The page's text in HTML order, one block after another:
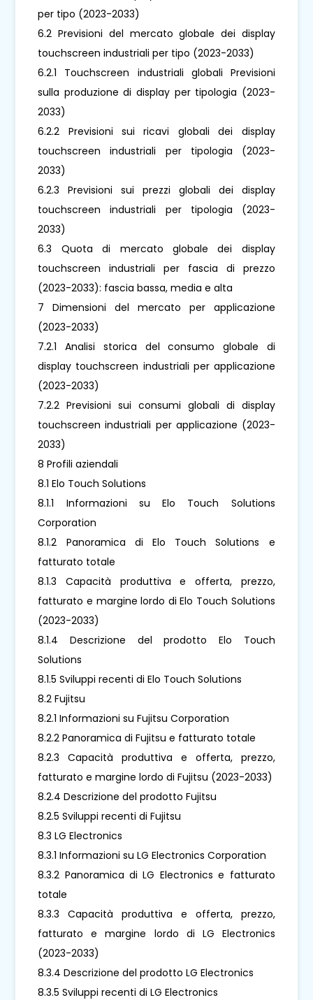
per tipo (2023-2033)
6.2 Previsioni del mercato globale dei display
touchscreen industriali per tipo (2023-2033)
6.2.1 Touchscreen industriali globali Previsioni
sulla produzione di display per tipologia (2023-
2033)
6.2.2 Previsioni sui ricavi globali dei display
touchscreen industriali per tipologia (2023-
2033)
6.2.3 Previsioni sui prezzi globali dei display
touchscreen industriali per tipologia (2023-
2033)
6.3 Quota di mercato globale dei display
touchscreen industriali per fascia di prezzo
(2023-2033): fascia bassa, media e alta
7 Dimensioni del mercato per applicazione
(2023-2033)
7.2.1 Analisi storica del consumo globale di
display touchscreen industriali per applicazione
(2023-2033)
7.2.2 Previsioni sui consumi globali di display
touchscreen industriali per applicazione (2023-
2033)
8 Profili aziendali
8.1 Elo Touch Solutions
8.1.1 Informazioni su Elo Touch Solutions
Corporation
8.1.2 Panoramica di Elo Touch Solutions e
fatturato totale
8.1.3 Capacità produttiva e offerta, prezzo,
fatturato e margine lordo di Elo Touch Solutions
(2023-2033)
8.1.4 Descrizione del prodotto Elo Touch
Solutions
8.1.5 Sviluppi recenti di Elo Touch Solutions
8.2 Fujitsu
8.2.1 Informazioni su Fujitsu Corporation
8.2.2 Panoramica di Fujitsu e fatturato totale
8.2.3 Capacità produttiva e offerta, prezzo,
fatturato e margine lordo di Fujitsu (2023-2033)
8.2.4 Descrizione del prodotto Fujitsu
8.2.5 Sviluppi recenti di Fujitsu
8.3 LG Electronics
8.3.1 Informazioni su LG Electronics Corporation
8.3.2 Panoramica di LG Electronics e fatturato
totale
8.3.3 Capacità produttiva e offerta, prezzo,
fatturato e margine lordo di LG Electronics
(2023-2033)
8.3.4 Descrizione del prodotto LG Electronics
8.3.5 Sviluppi recenti di LG Electronics